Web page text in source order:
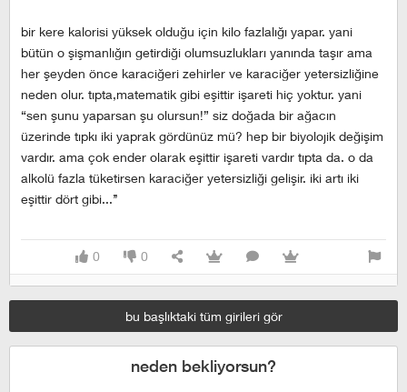
bir kere kalorisi yüksek olduğu için kilo fazlalığı yapar. yani
bütün o şişmanlığın getirdiği olumsuzlukları yanında taşır ama
her şeyden önce karaciğeri zehirler ve karaciğer yetersizliğine
neden olur. tıpta,matematik gibi eşittir işareti hiç yoktur. yani
“sen şunu yaparsan şu olursun!” siz doğada bir ağacın
üzerinde tıpkı iki yaprak gördünüz mü? hep bir biyolojik değişim
vardır. ama çok ender olarak eşittir işareti vardır tıpta da. o da
alkolü fazla tüketirsen karaciğer yetersizliği gelişir. iki artı iki
eşittir dört gibi...’’
0 0
bu başlıktaki tüm girileri gör
neden bekliyorsun?